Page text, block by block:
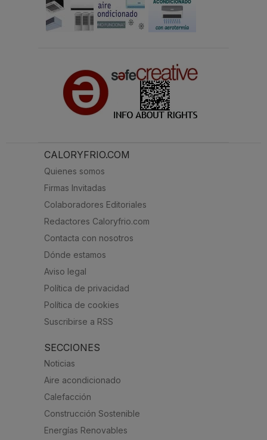
CALORYFRIO.COM
Quienes somos
Firmas Invitadas
Colaboradores Editoriales
Redactores Caloryfrio.com
Contacta con nosotros
Dónde estamos
Aviso legal
Política de privacidad
Política de cookies
Suscribirse a RSS
SECCIONES
Noticias
Aire acondicionado
Calefacción
Construcción Sostenible
Energías Renovables